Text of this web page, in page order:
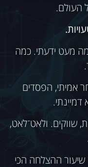
העולם.
מעט ידעתי. כמה
אמיתי, הפסדים
שווקים. ולאט־לאט,
ההצלחה הכי